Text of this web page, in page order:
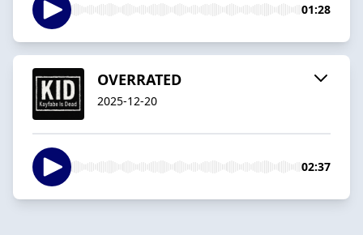
01:28
OVERRATED
2025-12-20
02:37